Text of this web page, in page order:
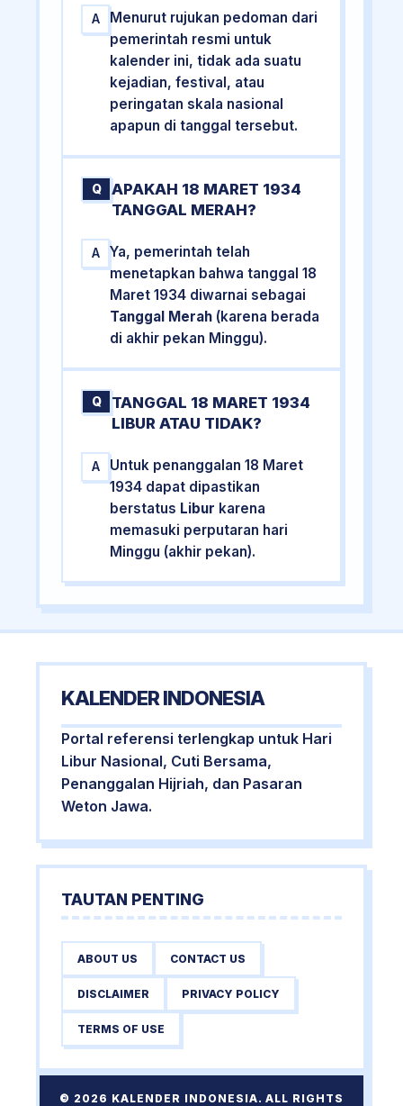
A
Menurut rujukan pedoman dari
pemerintah resmi untuk
kalender ini, tidak ada suatu
kejadian, festival, atau
peringatan skala nasional
apapun di tanggal tersebut.
Q
APAKAH 18 MARET 1934
TANGGAL MERAH?
A
Ya, pemerintah telah
menetapkan bahwa tanggal 18
Maret 1934 diwarnai sebagai
Tanggal Merah (karena berada
di akhir pekan Minggu).
Q
TANGGAL 18 MARET 1934
LIBUR ATAU TIDAK?
A
Untuk penanggalan 18 Maret
1934 dapat dipastikan
berstatus Libur karena
memasuki perputaran hari
Minggu (akhir pekan).
KALENDER INDONESIA
Portal referensi terlengkap untuk Hari
Libur Nasional, Cuti Bersama,
Penanggalan Hijriah, dan Pasaran
Weton Jawa.
TAUTAN PENTING
ABOUT US CONTACT US
DISCLAIMER PRIVACY POLICY
TERMS OF USE
© 2026 KALENDER INDONESIA. ALL RIGHTS